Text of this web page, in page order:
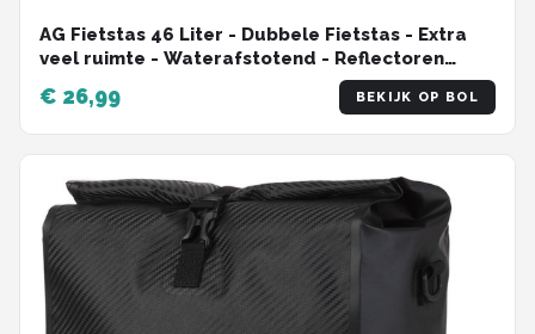
AG Fietstas 46 Liter - Dubbele Fietstas - Extra
veel ruimte - Waterafstotend - Reflectoren
fietstassen - electrische fietsen - Zwart - dubbel
€ 26,99 BEKIJK OP BOL